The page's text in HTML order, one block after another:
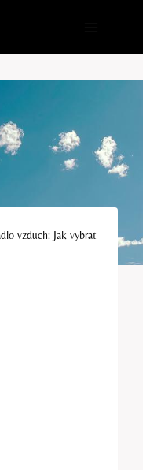
vzduch: Jak vybrat